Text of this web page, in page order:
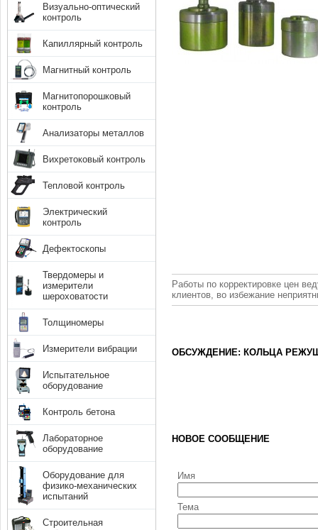
Работы по корректировке цен
клиентов, во избежание
ОБСУЖДЕНИЕ: КОЛЬЦА
НОВОЕ СООБЩЕНИЕ
Имя
Тема
Визуально-оптический
контроль
Капиллярный контроль
Магнитный контроль
Магнитопорошковый
контроль
Анализаторы металлов
Вихретоковый контроль
Тепловой контроль
Электрический
контроль
Дефектоскопы
Твердомеры и
измерители
шероховатости
Толщиномеры
Измерители вибрации
Испытательное
оборудование
Контроль бетона
Лабораторное
оборудование
Оборудование для
физико-механических
испытаний
Строительная